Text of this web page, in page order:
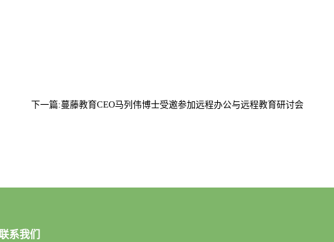
下一篇:蔓藤教育CEO马列伟博士受邀参加远程办公与远程教育研讨会
系我们